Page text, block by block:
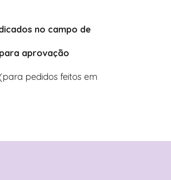
no campo de
aprovação
pedidos feitos em